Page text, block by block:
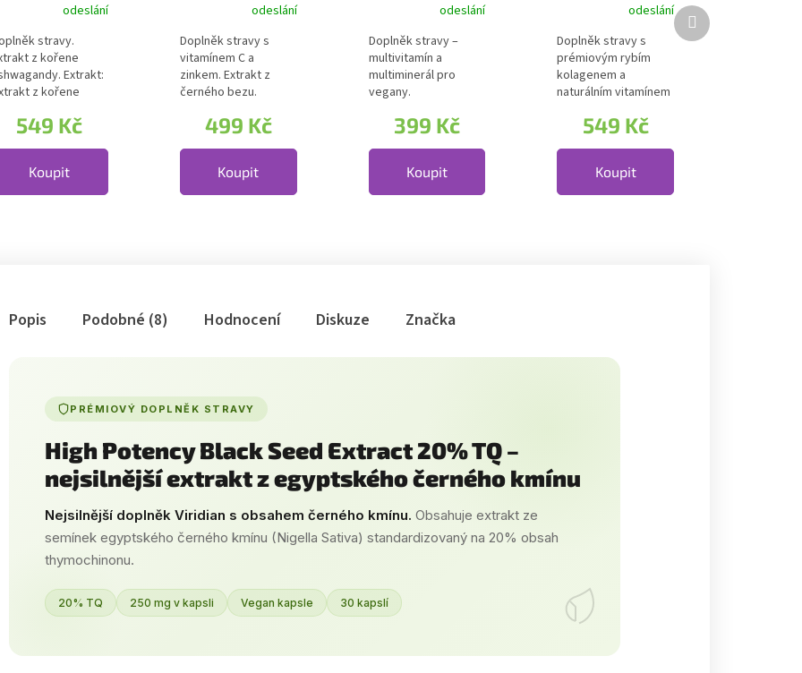
odeslání
549 Kč
Koupit
stravy.
z kořene
Extrakt:
z kořene
(Extrakt z
černého bezu
+ vit. C +
zinek)
odeslání
499 Kč
Koupit
Doplněk stravy s
vitamínem C a
zinkem. Extrakt z
černého bezu.
odeslání
399 Kč
Koupit
Doplněk stravy –
multivitamín a
multiminerál pro
vegany.
zásadních...
jahodaodeslání
549 Kč
Koupit
Doplněk stravy s
prémiovým rybím
kolagenem a
naturálním vitamínem
jahodová...
Další produkt
Popis Podobné (8) Hodnocení Diskuze Značka
PRÉMIOVÝ DOPLNĚK STRAVY
High Potency Black Seed Extract 20% TQ –
nejsilnější extrakt z egyptského černého kmínu
Nejsilnější doplněk Viridian s obsahem černého kmínu. Obsahuje extrakt ze
semínek egyptského černého kmínu (Nigella Sativa) standardizovaný na 20% obsah
thymochinonu.
20% TQ 250 mg v kapsli Vegan kapsle 30 kapslí